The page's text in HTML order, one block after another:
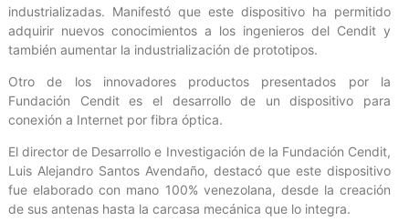
industrializadas. Manifestó que este dispositivo ha permitido
adquirir nuevos conocimientos a los ingenieros del Cendit y
también aumentar la industrialización de prototipos.
Otro de los innovadores productos presentados por la
Fundación Cendit es el desarrollo de un dispositivo para
conexión a Internet por fibra óptica.
El director de Desarrollo e Investigación de la Fundación Cendit,
Luis Alejandro Santos Avendaño, destacó que este dispositivo
fue elaborado con mano 100% venezolana, desde la creación
de sus antenas hasta la carcasa mecánica que lo integra.